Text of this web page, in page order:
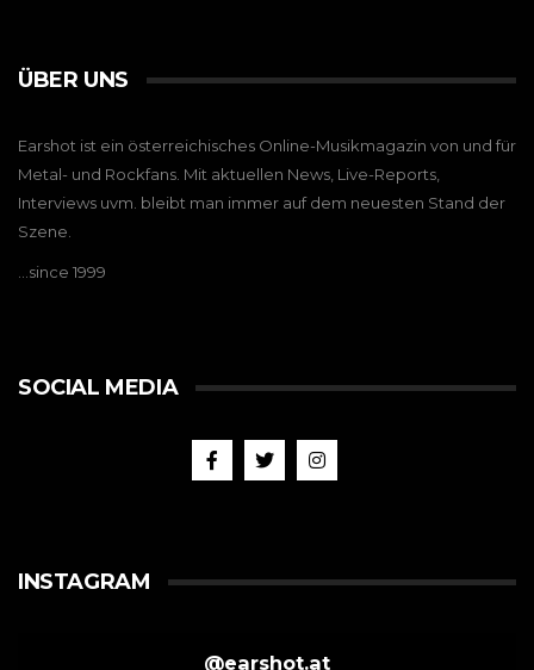
ÜBER UNS
Earshot ist ein österreichisches Online-Musikmagazin von und für
Metal- und Rockfans. Mit aktuellen News, Live-Reports,
Interviews uvm. bleibt man immer auf dem neuesten Stand der
Szene.
…since 1999
SOCIAL MEDIA
INSTAGRAM
@earshot.at